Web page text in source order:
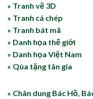
» Tranh vẽ 3D
» Tranh cá chép
» Tranh bát mã
» Danh họa thế giới
» Danh họa Việt Nam
» Qùa tặng tân gia
» Chân dung Bác Hồ,